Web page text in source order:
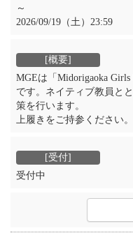
～
2026/09/19（土）23:59
MGEは「Midorigaoka
です。ネイティブ教員と
策を行います。
上履きをご持参ください。
受付中